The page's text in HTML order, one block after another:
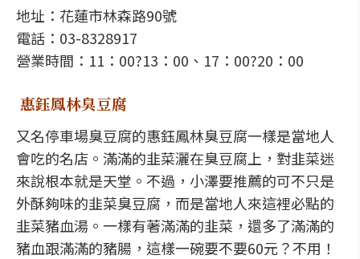
地址：花蓮市林森路90號
電話：03-8328917
營業時間：11：00?13：00、17：00?20：00
惠鈺鳳林臭豆腐
又名停車場臭豆腐的惠鈺鳳林臭豆腐一樣是當地人
會吃的名店。滿滿的韭菜灑在臭豆腐上，對韭菜迷
來說根本就是天堂。不過，小澤要推薦的可不只是
外酥夠味的韭菜臭豆腐，而是當地人來這裡必點的
韭菜豬血湯。一樣有著滿滿的韭菜，還多了滿滿的
豬血跟滿滿的豬腸，這樣一碗要不要60元？不用！